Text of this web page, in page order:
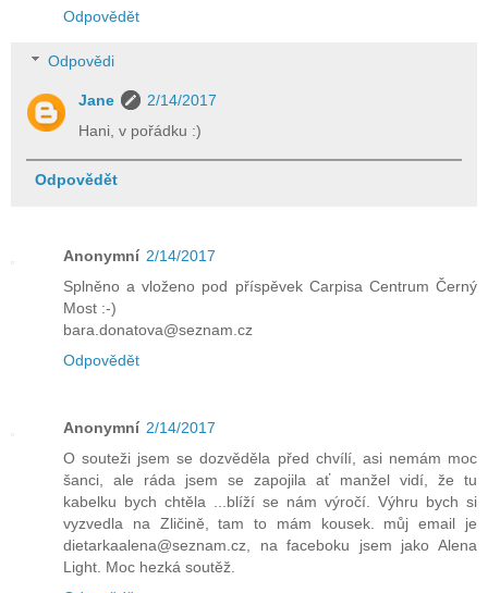
Odpovědět
Odpovědi
Jane
2/14/2017
Hani, v pořádku :)
Odpovědět
Anonymní 2/14/2017
Splněno a vloženo pod příspěvek Carpisa Centrum Černý
Most :-)
bara.donatova@seznam.cz
Odpovědět
Anonymní 2/14/2017
O souteži jsem se dozvěděla před chvílí, asi nemám moc
šanci, ale ráda jsem se zapojila ať manžel vidí, že tu
kabelku bych chtěla ...blíží se nám výročí. Výhru bych si
vyzvedla na Zličině, tam to mám kousek. můj email je
dietarkaalena@seznam.cz, na faceboku jsem jako Alena
Light. Moc hezká soutěž.